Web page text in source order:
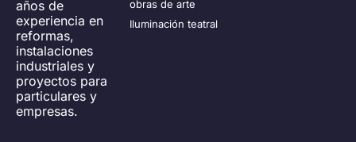
años de
experiencia en
reformas,
instalaciones
industriales y
proyectos para
particulares y
empresas.
obras de arte
Iluminación teatral